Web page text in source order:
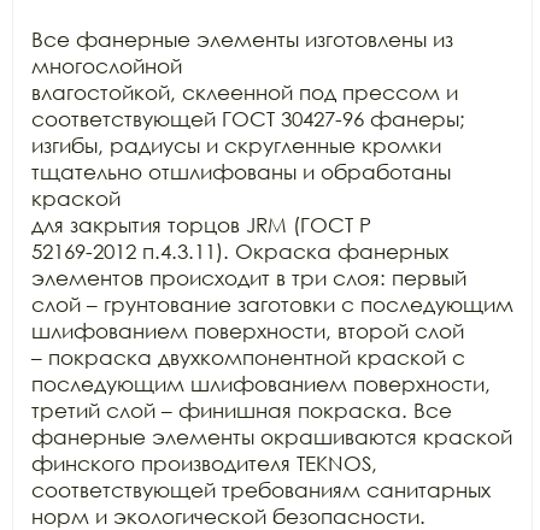
Все фанерные элементы изготовлены из
многослойной
влагостойкой, склеенной под прессом и
соответствующей ГОСТ 30427-96 фанеры;
изгибы, радиусы и скругленные кромки
тщательно отшлифованы и обработаны
краской
для закрытия торцов JRM (ГОСТ Р
52169-2012 п.4.3.11). Окраска фанерных
элементов происходит в три слоя: первый
слой – грунтование заготовки с последующим
шлифованием поверхности, второй слой
– покраска двухкомпонентной краской с
последующим шлифованием поверхности,
третий слой – финишная покраска. Все
фанерные элементы окрашиваются краской
финского производителя TEKNOS,
соответствующей требованиям санитарных
норм и экологической безопасности.